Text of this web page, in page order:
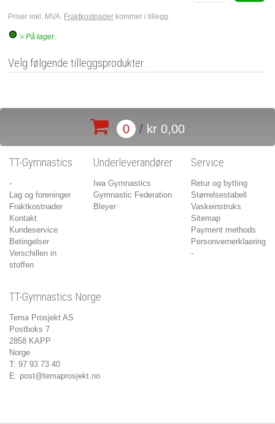
Priser inkl. MVA. Fraktkostnader kommer i tillegg.
= På lager.
Velg følgende tilleggsprodukter:
0 / kr 0,00
TT-Gymnastics
-
Lag og foreninger
Fraktkostnader
Kontakt
Kundeservice
Betingelser
Verschillen in
stoffen
Underleverandører
Iwa Gymnastics
Gymnastic Federation
Bleyer
Service
Retur og bytting
Størrelsestabell
Vaskeinstruks
Sitemap
Payment methods
Personvernerklaering
-
TT-Gymnastics Norge
Tema Prosjekt AS
Postboks 7
2858 KAPP
Norge
T: 97 93 73 40
E: post@temaprosjekt.no